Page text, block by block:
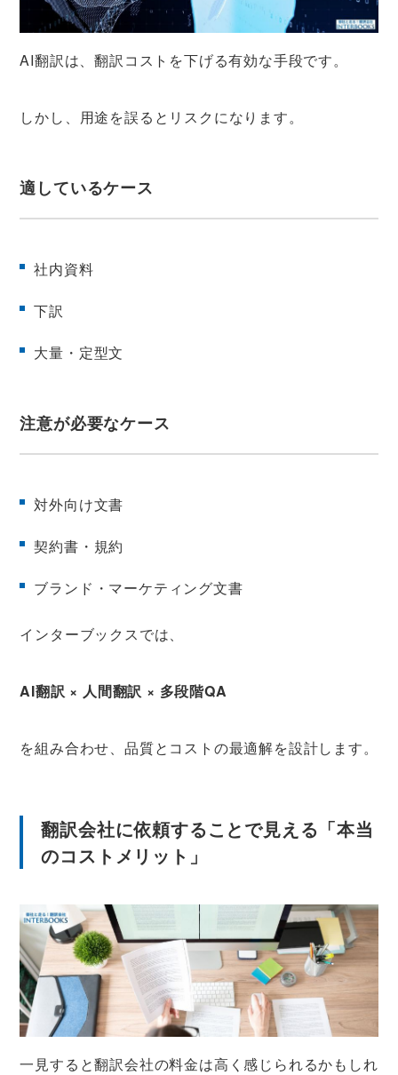
AI翻訳は、翻訳コストを下げる有効な手段です。
しかし、用途を誤るとリスクになります。
適しているケース
社内資料
下訳
大量・定型文
注意が必要なケース
対外向け文書
契約書・規約
ブランド・マーケティング文書
インターブックスでは、
AI翻訳 × 人間翻訳 × 多段階QA
を組み合わせ、品質とコストの最適解を設計します。
翻訳会社に依頼することで見える「本当
のコストメリット」
一見すると翻訳会社の料金は高く感じられるかもしれ